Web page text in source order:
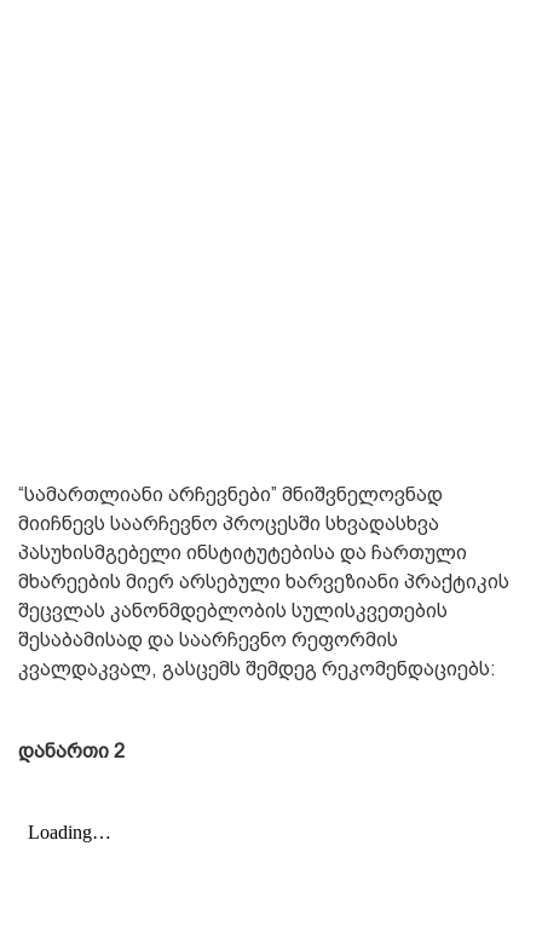
“სამართლიანი არჩევნები” მნიშვნელოვნად
მიიჩნევს საარჩევნო პროცესში სხვადასხვა
პასუხისმგებელი ინსტიტუტებისა და ჩართული
მხარეების მიერ არსებული ხარვეზიანი პრაქტიკის
შეცვლას კანონმდებლობის სულისკვეთების
შესაბამისად და საარჩევნო რეფორმის
კვალდაკვალ, გასცემს შემდეგ რეკომენდაციებს:
დანართი 2